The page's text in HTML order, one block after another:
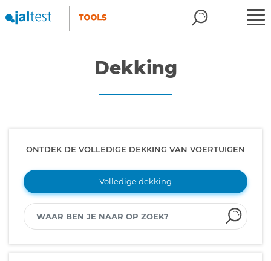
Dekking
ONTDEK DE VOLLEDIGE DEKKING VAN VOERTUIGEN
Volledige dekking